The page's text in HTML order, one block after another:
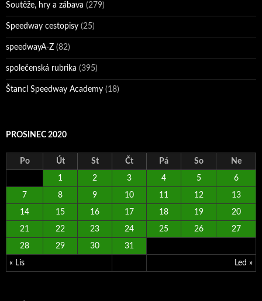
Soutěže, hry a zábava (279)
Speedway cestopisy (25)
speedwayA-Z (82)
společenská rubrika (395)
Štancl Speedway Academy (18)
PROSINEC 2020
Po Út St Čt Pá So Ne
« Lis Led »
1 2 3 4 5 6
7 8 9 10 11 12 13
14 15 16 17 18 19 20
21 22 23 24 25 26 27
28 29 30 31